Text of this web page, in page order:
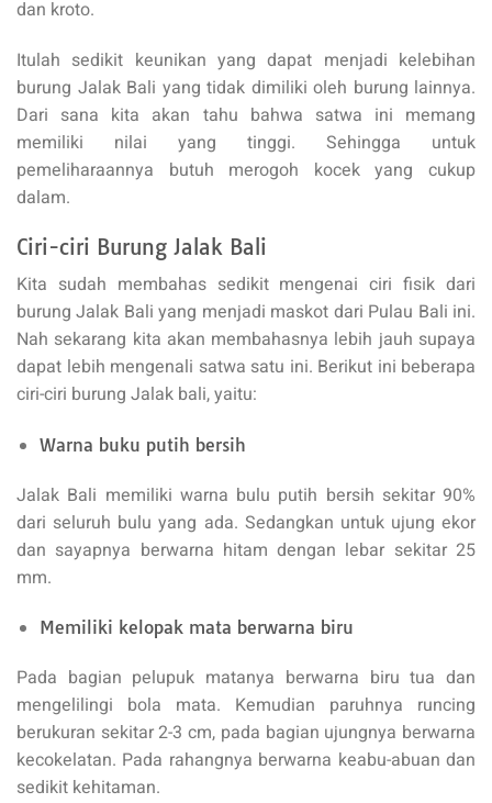
dan kroto.
Itulah sedikit keunikan yang dapat menjadi kelebihan
burung Jalak Bali yang tidak dimiliki oleh burung lainnya.
Dari sana kita akan tahu bahwa satwa ini memang
memiliki nilai yang tinggi. Sehingga untuk
pemeliharaannya butuh merogoh kocek yang cukup
dalam.
Ciri-ciri Burung Jalak Bali
Kita sudah membahas sedikit mengenai ciri fisik dari
burung Jalak Bali yang menjadi maskot dari Pulau Bali ini.
Nah sekarang kita akan membahasnya lebih jauh supaya
dapat lebih mengenali satwa satu ini. Berikut ini beberapa
ciri-ciri burung Jalak bali, yaitu:
Warna buku putih bersih
Jalak Bali memiliki warna bulu putih bersih sekitar 90%
dari seluruh bulu yang ada. Sedangkan untuk ujung ekor
dan sayapnya berwarna hitam dengan lebar sekitar 25
mm.
Memiliki kelopak mata berwarna biru
Pada bagian pelupuk matanya berwarna biru tua dan
mengelilingi bola mata. Kemudian paruhnya runcing
berukuran sekitar 2-3 cm, pada bagian ujungnya berwarna
kecokelatan. Pada rahangnya berwarna keabu-abuan dan
sedikit kehitaman.